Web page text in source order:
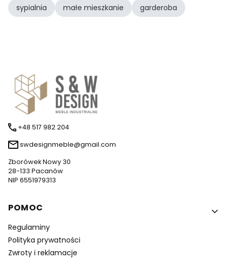
sypialnia małe mieszkanie garderoba
+48 517 982 204
swdesignmeble@gmail.com
Zborówek Nowy 30
28-133 Pacanów
NIP 6551979313
Linki w stopce
POMOC
Regulaminy
Polityka prywatności
Zwroty i reklamacje